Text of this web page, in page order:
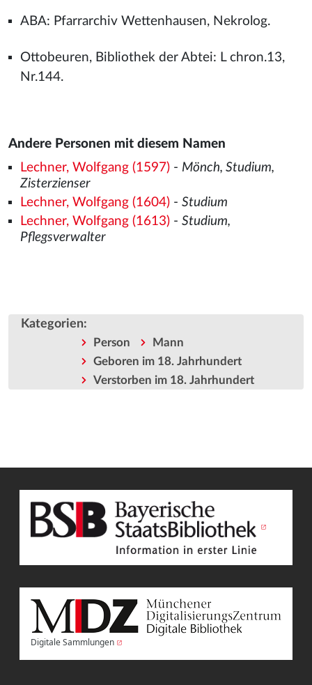
ABA: Pfarrarchiv Wettenhausen, Nekrolog.
Ottobeuren, Bibliothek der Abtei: L chron.13,
Nr.144.
Andere Personen mit diesem Namen
Lechner, Wolfgang (1597)- Mönch, Studium,
Zisterzienser
Lechner, Wolfgang (1604)- Studium
Lechner, Wolfgang (1613)- Studium,
Pflegsverwalter
Kategorien:
Person
Mann
Geboren im 18. Jahrhundert
Verstorben im 18. Jahrhundert
Digitale Sammlungen